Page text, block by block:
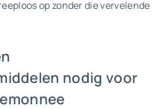
op zonder die vervelende
nodig voor